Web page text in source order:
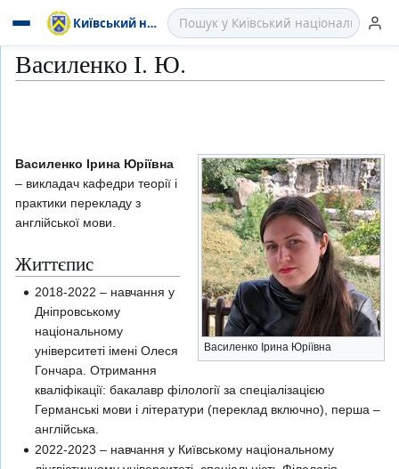
Київський національний лінгвістичний
Василенко І. Ю.
Перейти
Перейти
Василенко Ірина Юріївна
Василенко Ірина Юріївна
– викладач кафедри теорії і
практики перекладу з
англійської мови.
Життєпис
2018-2022 – навчання у
Дніпровському
національному
університеті імені Олеся
Гончара. Отримання
кваліфікації: бакалавр філології за спеціалізацією
Германські мови і літератури (переклад включно), перша –
англійська.
2022-2023 – навчання у Київському національному